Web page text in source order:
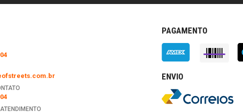
PAGAMENTO
ENVIO